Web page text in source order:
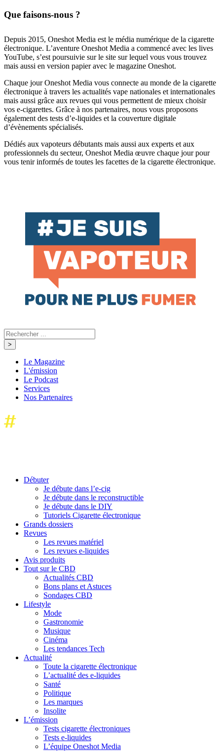
Que faisons-nous ?
Depuis 2015, Oneshot Media est le média numérique de la cigarette
électronique. L’aventure Oneshot Media a commencé avec les lives
YouTube, s’est poursuivie sur le site sur lequel vous vous trouvez
mais aussi en version papier avec le magazine Oneshot.
Chaque jour Oneshot Media vous connecte au monde de la cigarette
électronique à travers les actualités vape nationales et internationales
mais aussi grâce aux revues qui vous permettent de mieux choisir
vos e-cigarettes. Grâce à nos partenaires, nous vous proposons
également des tests d’e-liquides et la couverture digitale
d’évènements spécialisés.
Dédiés aux vapoteurs débutants mais aussi aux experts et aux
professionnels du secteur, Oneshot Media œuvre chaque jour pour
vous tenir informés de toutes les facettes de la cigarette électronique.
Le Magazine
L'émission
Le Podcast
Services
Nos Partenaires
Débuter
Je débute dans l’e-cig
Je débute dans le reconstructible
Je débute dans le DIY
Tutoriels Cigarette électronique
Grands dossiers
Revues
Les revues matériel
Les revues e-liquides
Avis produits
Tout sur le CBD
Actualités CBD
Bons plans et Astuces
Sondages CBD
Lifestyle
Mode
Gastronomie
Musique
Cinéma
Les tendances Tech
Actualité
Toute la cigarette électronique
L’actualité des e-liquides
Santé
Politique
Les marques
Insolite
L’émission
Tests cigarette électroniques
Tests e-liquides
L’équipe Oneshot Media